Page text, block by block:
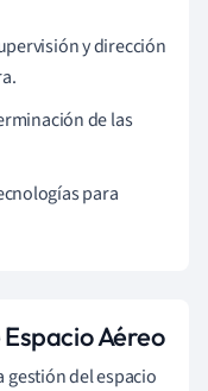
y dirección
de las
para
Aéreo
gestión del espacio